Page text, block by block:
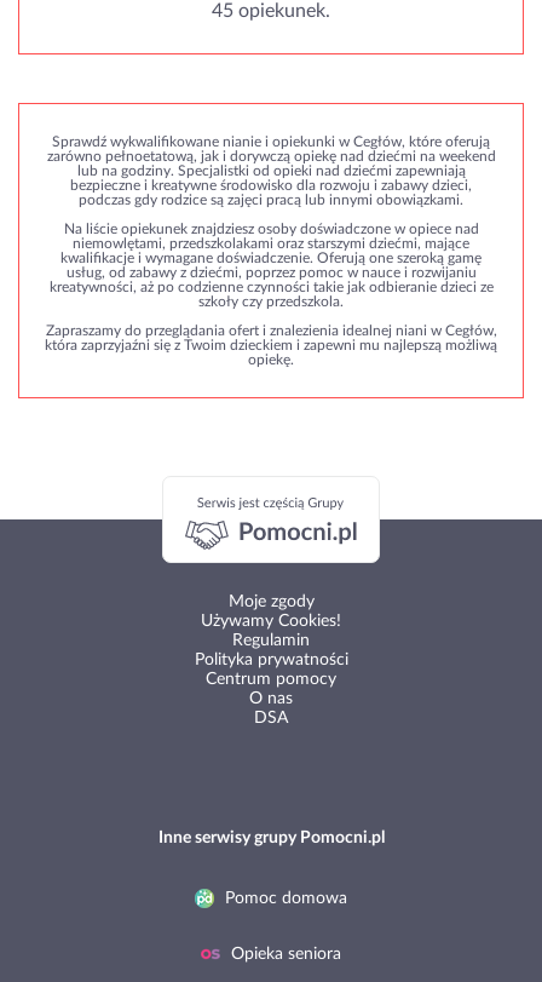
45 opiekunek.
Sprawdź wykwalifikowane nianie i opiekunki w Cegłów, które oferują
zarówno pełnoetatową, jak i dorywczą opiekę nad dziećmi na weekend
lub na godziny. Specjalistki od opieki nad dziećmi zapewniają
bezpieczne i kreatywne środowisko dla rozwoju i zabawy dzieci,
podczas gdy rodzice są zajęci pracą lub innymi obowiązkami.
Na liście opiekunek znajdziesz osoby doświadczone w opiece nad
niemowlętami, przedszkolakami oraz starszymi dziećmi, mające
kwalifikacje i wymagane doświadczenie. Oferują one szeroką gamę
usług, od zabawy z dziećmi, poprzez pomoc w nauce i rozwijaniu
kreatywności, aż po codzienne czynności takie jak odbieranie dzieci ze
szkoły czy przedszkola.
Zapraszamy do przeglądania ofert i znalezienia idealnej niani w Cegłów,
która zaprzyjaźni się z Twoim dzieckiem i zapewni mu najlepszą możliwą
opiekę.
Moje zgody
Używamy Cookies!
Regulamin
Polityka prywatności
Centrum pomocy
O nas
DSA
Inne serwisy grupy Pomocni.pl
Pomoc domowa
Opieka seniora